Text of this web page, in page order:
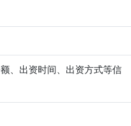
、出资时间、出资方式等信